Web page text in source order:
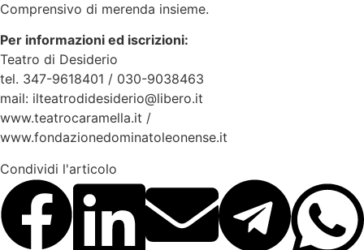
Comprensivo di merenda insieme.
Per informazioni ed iscrizioni:
Teatro di Desiderio
tel. 347-9618401 / 030-9038463
mail: ilteatrodidesiderio@libero.it
www.teatrocaramella.it /
www.fondazionedominatoleonense.it
Condividi l'articolo